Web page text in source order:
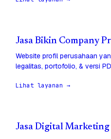
Jasa Bikin Company
Website profil perusahaan
legalitas, portofolio, & versi
Lihat layanan →
Jasa Digital